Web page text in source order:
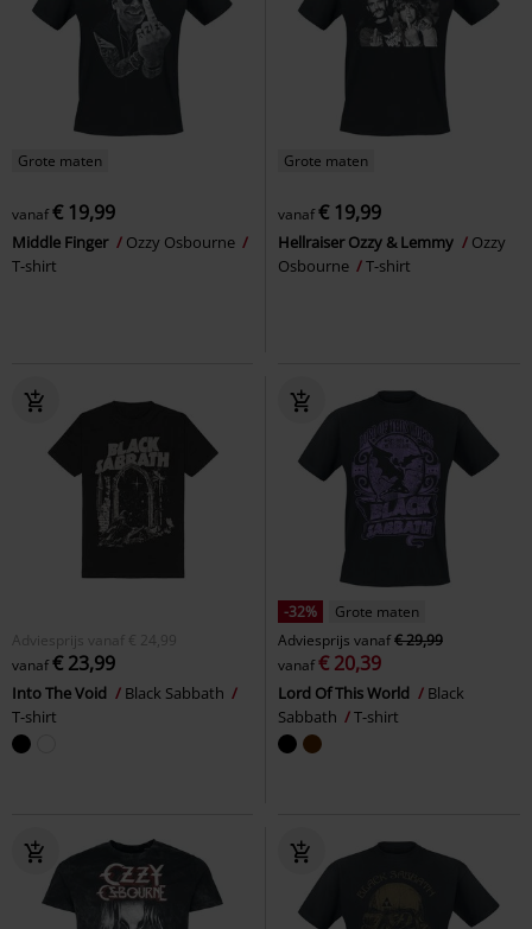
Grote maten
vanaf€ 19,99
Middle Finger
Ozzy Osbourne
T-shirt
Grote maten
vanaf€ 19,99
Hellraiser Ozzy & Lemmy
Ozzy
Osbourne
T-shirt
Adviesprijs vanaf € 24,99
vanaf€ 23,99
Into The Void
Black Sabbath
T-shirt
-32%
Grote maten
Adviesprijs vanaf€ 29,99
vanaf€ 20,39
Lord Of This World
Black
Sabbath
T-shirt